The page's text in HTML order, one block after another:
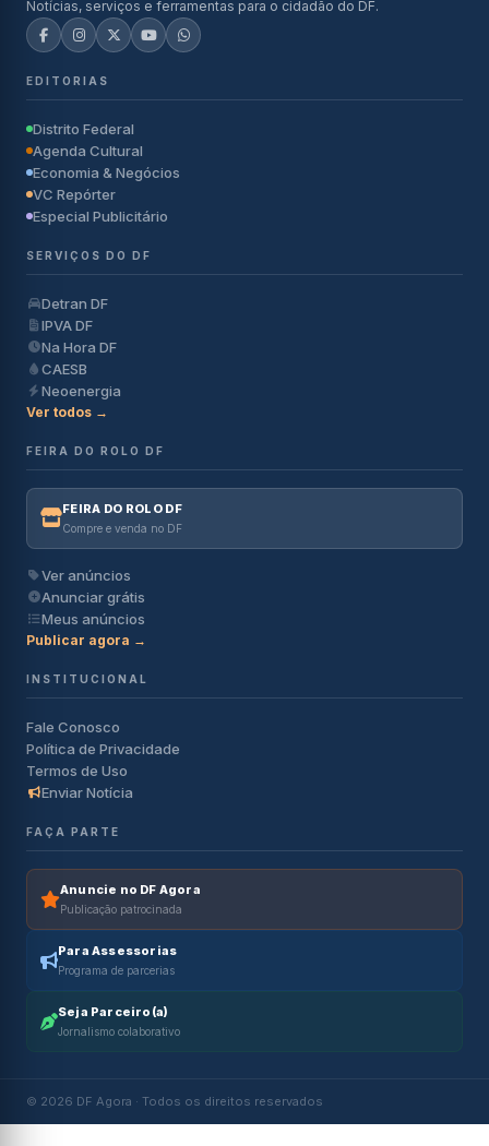
Notícias, serviços e ferramentas para o cidadão do DF.
EDITORIAS
Distrito Federal
Agenda Cultural
Economia & Negócios
VC Repórter
Especial Publicitário
SERVIÇOS DO DF
Detran DF
IPVA DF
Na Hora DF
CAESB
Neoenergia
Ver todos →
FEIRA DO ROLO DF
FEIRA DO ROLO DF
Compre e venda no DF
Ver anúncios
Anunciar grátis
Meus anúncios
Publicar agora →
INSTITUCIONAL
Fale Conosco
Política de Privacidade
Termos de Uso
Enviar Notícia
FAÇA PARTE
Anuncie no DF Agora
Publicação patrocinada
Para Assessorias
Programa de parcerias
Seja Parceiro(a)
Jornalismo colaborativo
© 2026 DF Agora · Todos os direitos reservados